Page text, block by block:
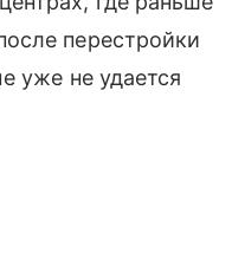
перестройки
уже не удается